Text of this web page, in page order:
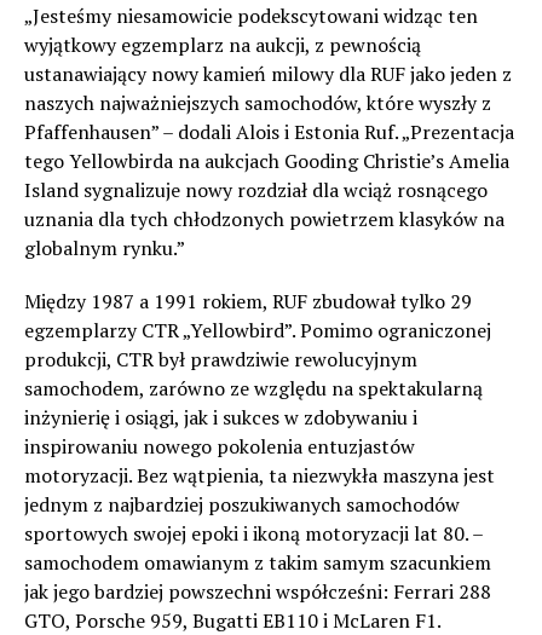
„Jesteśmy niesamowicie podekscytowani widząc ten
wyjątkowy egzemplarz na aukcji, z pewnością
ustanawiający nowy kamień milowy dla RUF jako jeden z
naszych najważniejszych samochodów, które wyszły z
Pfaffenhausen” – dodali Alois i Estonia Ruf. „Prezentacja
tego Yellowbirda na aukcjach Gooding Christie’s Amelia
Island sygnalizuje nowy rozdział dla wciąż rosnącego
uznania dla tych chłodzonych powietrzem klasyków na
globalnym rynku.”
Między 1987 a 1991 rokiem, RUF zbudował tylko 29
egzemplarzy CTR „Yellowbird”. Pomimo ograniczonej
produkcji, CTR był prawdziwie rewolucyjnym
samochodem, zarówno ze względu na spektakularną
inżynierię i osiągi, jak i sukces w zdobywaniu i
inspirowaniu nowego pokolenia entuzjastów
motoryzacji. Bez wątpienia, ta niezwykła maszyna jest
jednym z najbardziej poszukiwanych samochodów
sportowych swojej epoki i ikoną motoryzacji lat 80. –
samochodem omawianym z takim samym szacunkiem
jak jego bardziej powszechni współcześni: Ferrari 288
GTO, Porsche 959, Bugatti EB110 i McLaren F1.